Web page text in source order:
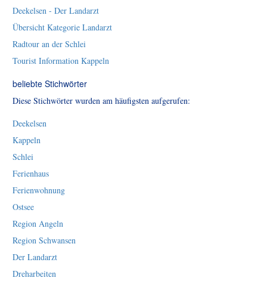
Deekelsen - Der Landarzt
Übersicht Kategorie Landarzt
Radtour an der Schlei
Tourist Information Kappeln
beliebte Stichwörter
Diese Stichwörter wurden am häufigsten aufgerufen:
Deekelsen
Kappeln
Schlei
Ferienhaus
Ferienwohnung
Ostsee
Region Angeln
Region Schwansen
Der Landarzt
Dreharbeiten